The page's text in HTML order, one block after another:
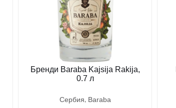
Бренди Baraba Kajsija Rakija,
0.7 л
сербия baraba